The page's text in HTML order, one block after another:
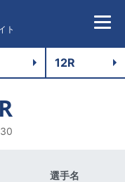
ト
選手名